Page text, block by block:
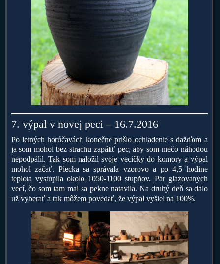
7. výpal v novej peci – 16.7.2016
Po letných horúčavách konečne prišlo ochladenie s dažďom a
ja som mohol bez strachu zapáliť pec, aby som niečo náhodou
nepodpálil. Tak som naložil svoje vecičky do komory a výpal
mohol začať. Piecka sa správala vzorovo a po 4,5 hodine
teplota vystúpila okolo 1050-1100 stupňov. Pár glazovaných
vecí, čo som tam mal sa pekne natavila. Na druhý deň sa dalo
už vyberať a tak môžem povedať, že výpal vyšiel na 100%.